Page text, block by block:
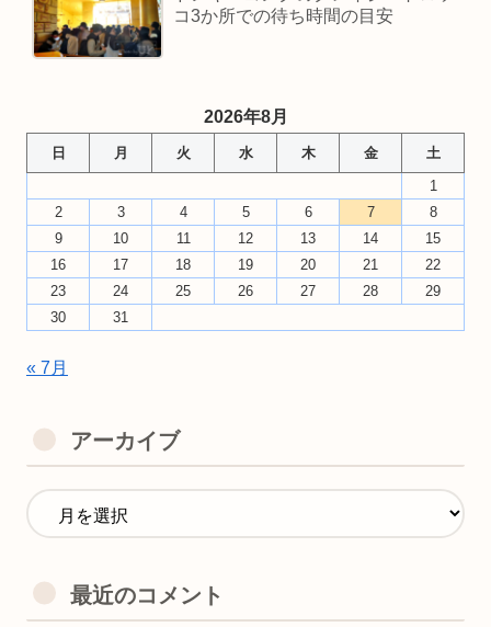
コ3か所での待ち時間の目安
2026年8月
日 月 火 水 木 金
土
1
2
3 4 5 6 7
8
9
10 11 12 13 14
15
16
17 18 19 20 21
22
23
24 25 26 27 28
29
30
31
« 7月
アーカイブ
最近のコメント